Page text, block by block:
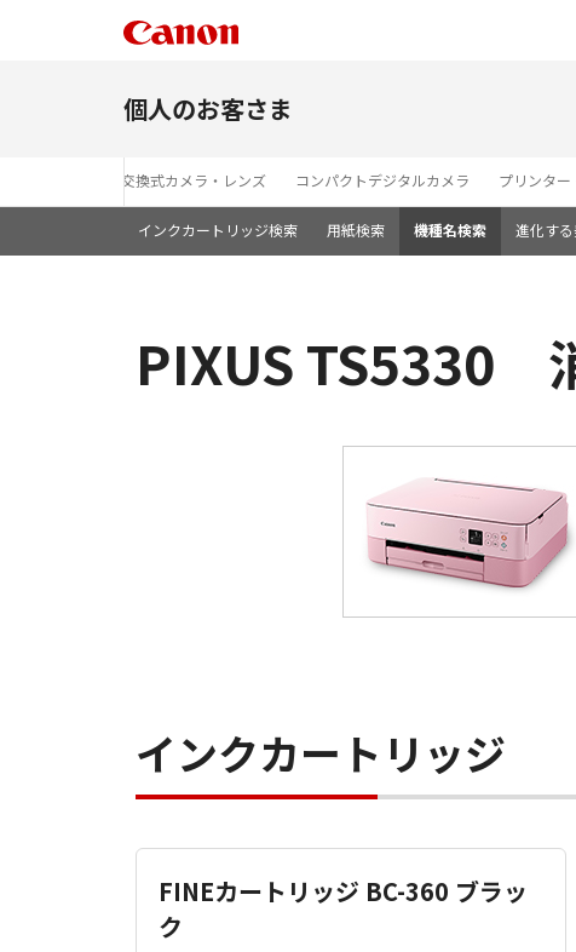
個人のお客さま
レンズ交換式カメラ・レンズ コンパクトデジタルカメラ プリンター
インクカートリッジ検索 用紙検索 機種名検索 進化する
PIXUS TS5330
インクカートリッジ
FINEカートリッジ BC-360 ブラッ
ク